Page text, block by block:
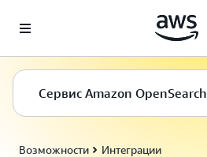
Перейти к главному контенту
Сервис Amazon OpenSearch
Возможности Интеграции